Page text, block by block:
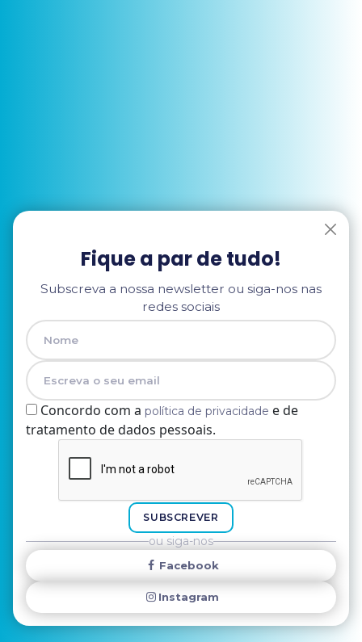
Fique a par de tudo!
Subscreva a nossa newsletter ou siga-nos nas
redes sociais
Nome
E-mail
Concordo com a política de privacidade e de
tratamento de dados pessoais.
SUBSCREVER
ou siga-nos
Facebook
Instagram